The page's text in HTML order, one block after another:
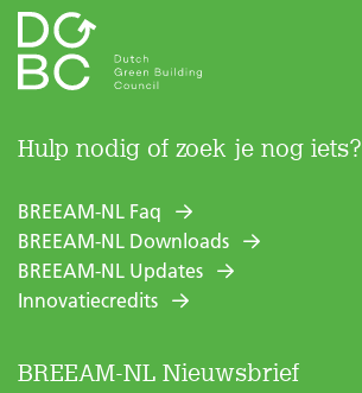
Hulp nodig of zoek je nog iets?
BREEAM-NL Faq
BREEAM-NL Downloads
BREEAM-NL Updates
Innovatiecredits
BREEAM-NL Nieuwsbrief